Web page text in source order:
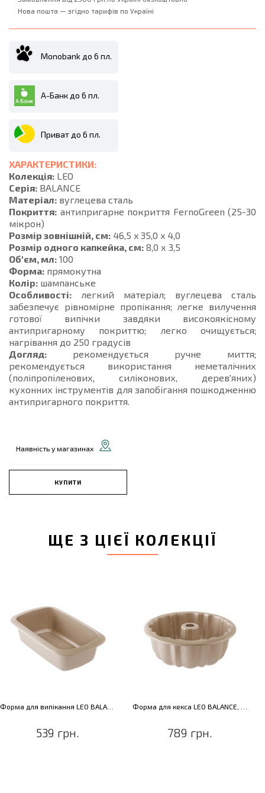
Нова пошта — згідно тарифів по Україні
Monobank до 6 пл.
А-Банк до 6 пл.
Приват до 6 пл.
ХАРАКТЕРИСТИКИ:
Колекція: LEO
Серія: BALANCE
Матеріал: вуглецева сталь
Покриття: антипригарне покриття FernoGreen (25-30
мікрон)
Розмір зовнішній, см: 46,5 x 35,0 x 4,0
Розмір одного капкейка, см: 8,0 х 3,5
Об'єм, мл: 100
Форма: прямокутна
Колір: шампанське
Особливості: легкий матеріал; вуглецева сталь
забезпечує рівномірне пропікання; легке вилучення
готової випічки завдяки високоякісному
антипригарному покриттю; легко очищується;
нагрівання до 250 градусів
Догляд: рекомендується ручне миття;
рекомендується використання неметалічних
(поліпропіленових, силіконових, дерев'яних)
кухонних інструментів для запобігання пошкодженню
антипригарного покриття.
Наявність у магазинах
КУПИТИ
ЩЕ З ЦІЄЇ КОЛЕКЦІЇ
539 грн. 789 грн.